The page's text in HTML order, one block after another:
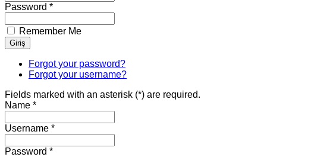
Password *
Remember Me
Forgot your password?
Forgot your username?
Fields marked with an asterisk (*) are required.
Name *
Username *
Password *